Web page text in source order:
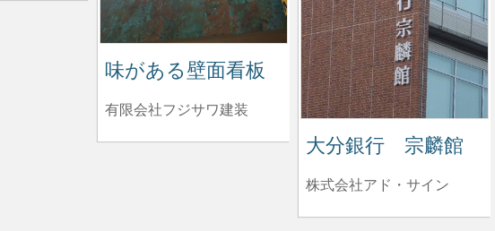
大分銀行 宗麟館
株式会社アド・サイン
味がある壁面看板
有限会社フジサワ建装